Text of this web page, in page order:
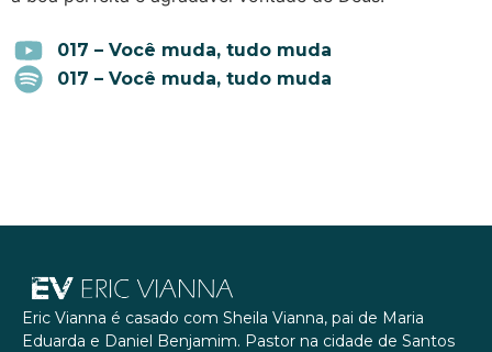
017 – Você muda, tudo muda
017 – Você muda, tudo muda
Eric Vianna é casado com Sheila Vianna, pai de Maria
Eduarda e Daniel Benjamim. Pastor na cidade de Santos